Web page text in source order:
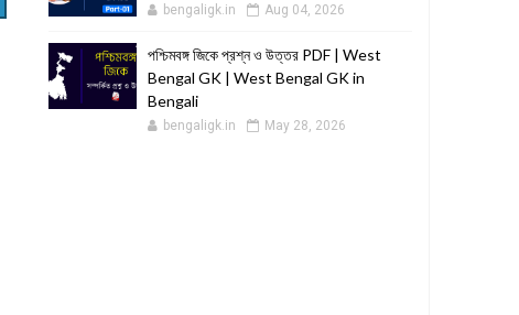
bengaligk.in Aug 04, 2026
পশ্চিমবঙ্গ জিকে প্রশ্ন ও উত্তর PDF | West
Bengal GK | West Bengal GK in
Bengali
bengaligk.in May 28, 2026